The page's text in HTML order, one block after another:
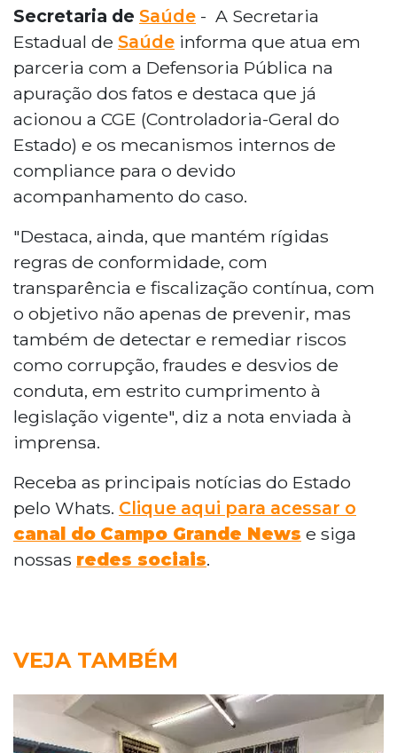
Secretaria de Saúde - A Secretaria
Estadual de Saúde informa que atua em
parceria com a Defensoria Pública na
apuração dos fatos e destaca que já
acionou a CGE (Controladoria-Geral do
Estado) e os mecanismos internos de
compliance para o devido
acompanhamento do caso.
"Destaca, ainda, que mantém rígidas
regras de conformidade, com
transparência e fiscalização contínua, com
o objetivo não apenas de prevenir, mas
também de detectar e remediar riscos
como corrupção, fraudes e desvios de
conduta, em estrito cumprimento à
legislação vigente", diz a nota enviada à
imprensa.
Receba as principais notícias do Estado
pelo Whats. Clique aqui para acessar o
canal do Campo Grande News e siga
nossas redes sociais.
VEJA TAMBÉM